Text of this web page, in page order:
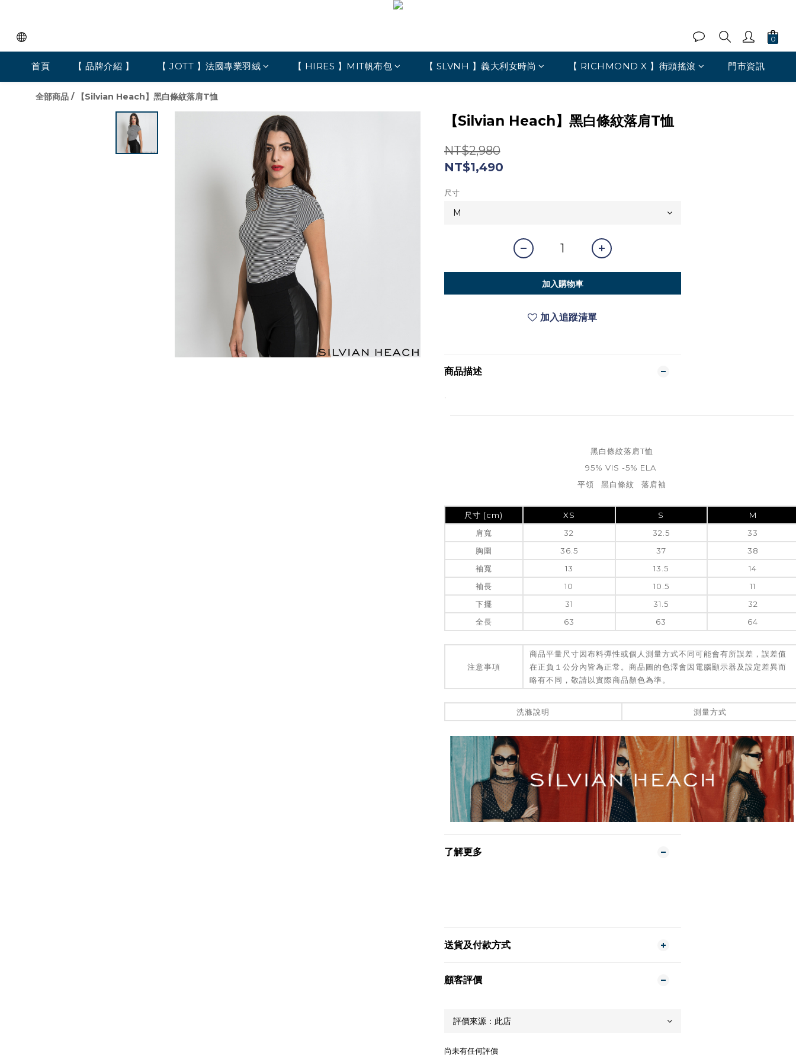
首頁 【 品牌介紹 】 【 JOTT 】法國專業羽絨 【 HIRES 】MIT帆布包 【 SLVNH 】義大利女時尚 【 RICHMOND X 】街頭搖滾 門市資訊
全部商品 / 【Silvian Heach】黑白條紋落肩T恤
【Silvian Heach】黑白條紋落肩T恤
NT$2,980
NT$1,490
尺寸
加入購物車
加入追蹤清單
商品描述
黑白條紋落肩T恤
95% VIS -5% ELA
平領 黑白條紋 落肩袖
尺寸 (cm) XS S
M
肩寬
32 32.5
33
胸圍
36.5 37
38
袖寬
13 13.5
14
袖長
10 10.5
11
下擺
31 31.5
32
全長
63 63 64
注意事項
商品平量尺寸因布料彈性或個人測量方式不同可能會有所誤差，誤差值
在正負１公分內皆為正常。商品圖的色澤會因電腦顯示器及設定差異而
略有不同，敬請以實際商品顏色為準。
洗滌說明 測量方式
了解更多
送貨及付款方式
顧客評價
尚未有任何評價